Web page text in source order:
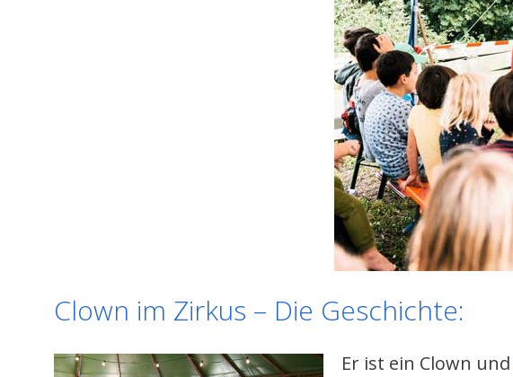
Clown im Zirkus – Die Geschichte:
Er ist ein Clown und